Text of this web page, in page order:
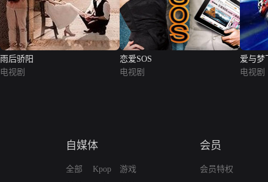
雨后骄阳
电视剧
恋爱SOS
电视剧
爱与梦
电视剧
自媒体
全部
Kpop
游戏
会员
会员特权